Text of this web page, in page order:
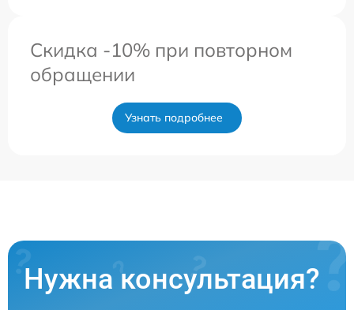
Скидка -10% при повторном
обращении
Узнать подробнее
Нужна консультация?